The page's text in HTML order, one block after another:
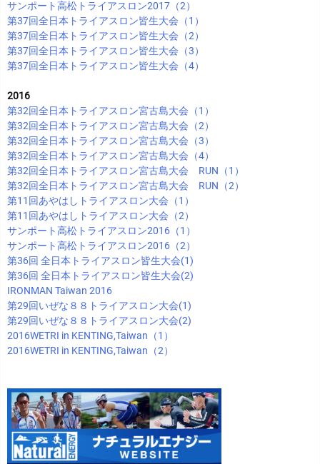
サンポート高松トライアスロン2017（2）
第37回全日本トライアスロン皆生大会（1）
第37回全日本トライアスロン皆生大会（2）
第37回全日本トライアスロン皆生大会（3）
第37回全日本トライアスロン皆生大会（4）
2016
第32回全日本トライアスロン宮古島大会（1）
第32回全日本トライアスロン宮古島大会（2）
第32回全日本トライアスロン宮古島大会（3）
第32回全日本トライアスロン宮古島大会（4）
第32回全日本トライアスロン宮古島大会 RUN（1）
第32回全日本トライアスロン宮古島大会 RUN（2）
第11回あやはしトライアスロン大会（1）
第11回あやはしトライアスロン大会（2）
サンポート高松トライアスロン2016（1）
サンポート高松トライアスロン2016（2）
第36回 全日本トライアスロン皆生大会(1)
第36回 全日本トライアスロン皆生大会(2)
IRONMAN Taiwan 2016
第29回いぜな８８トライアスロン大会(1)
第29回いぜな８８トライアスロン大会(2)
2016WETRI in KENTING,Taiwan（1）
2016WETRI in KENTING,Taiwan（2）